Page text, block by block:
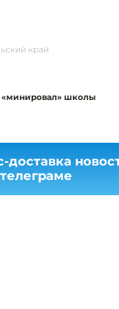
край
«минировал» школы
доставка